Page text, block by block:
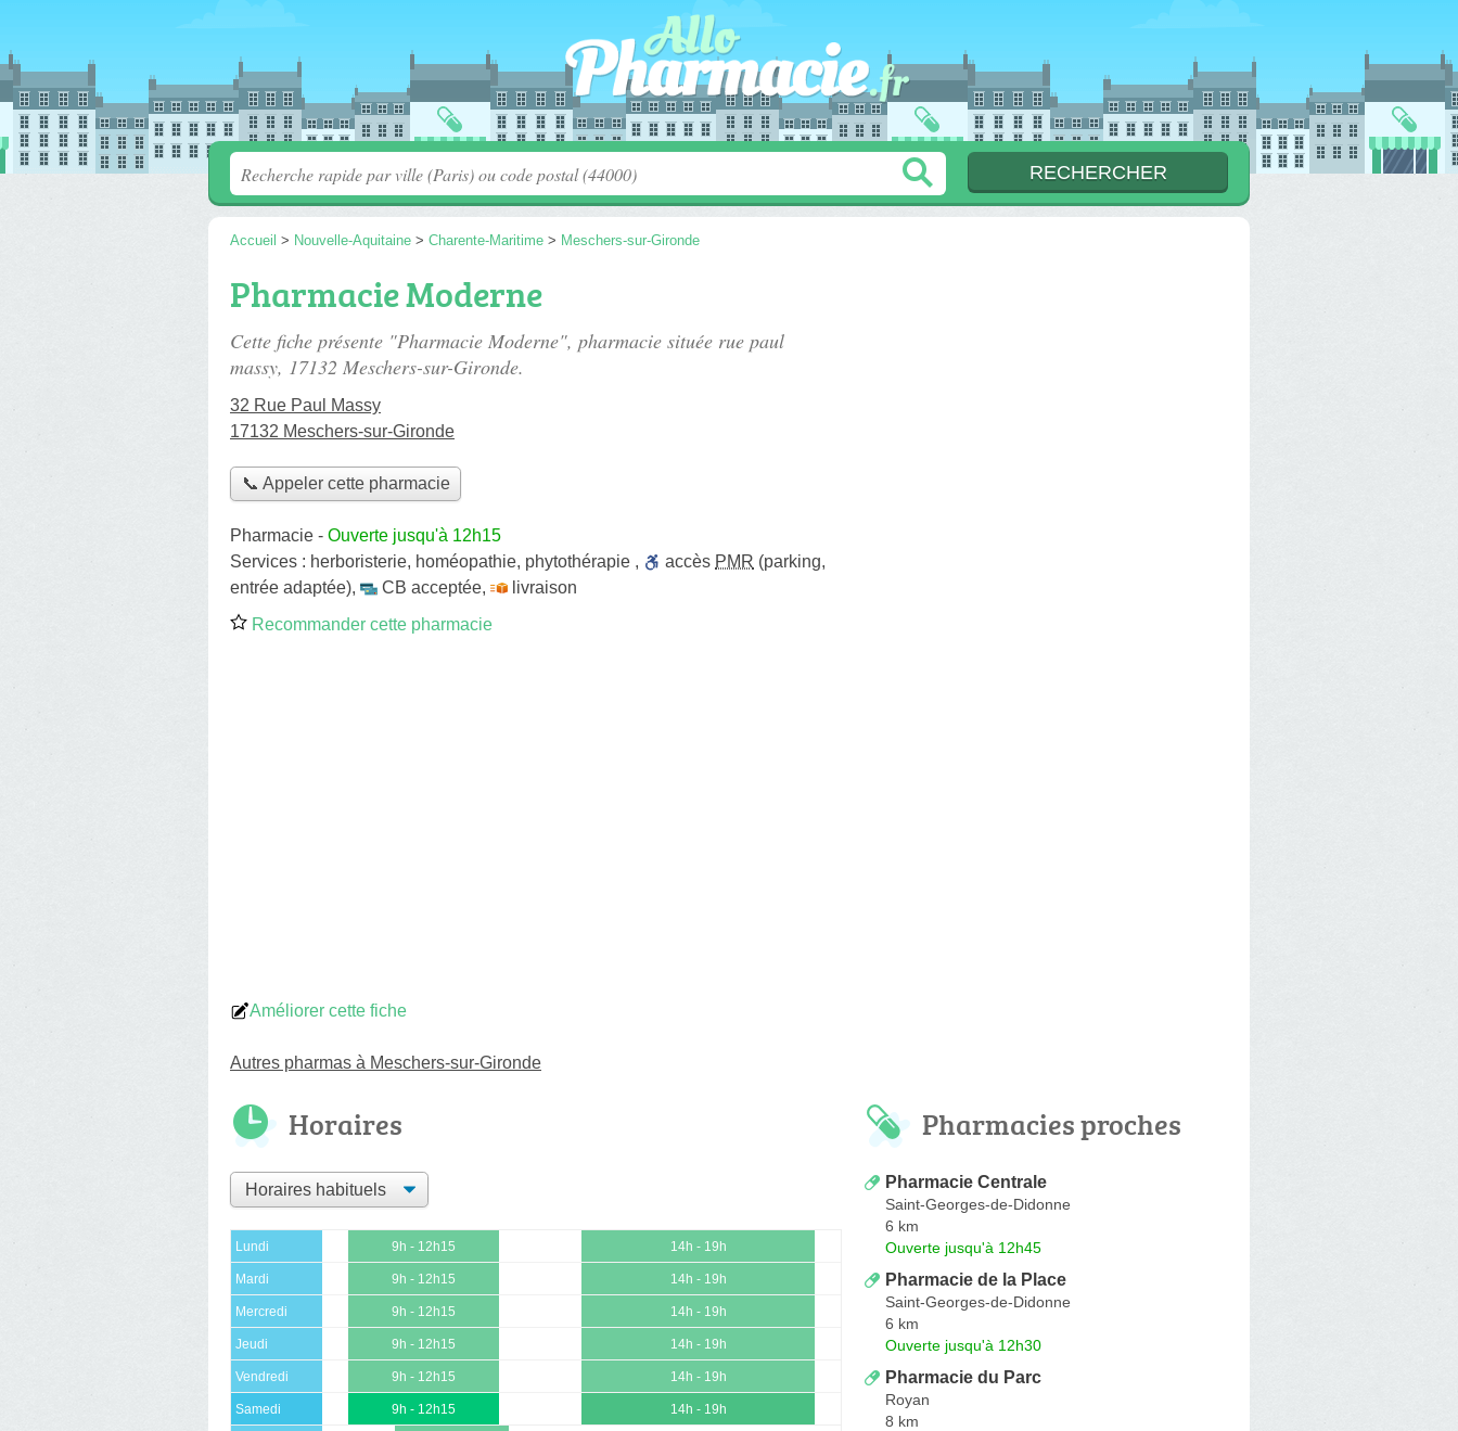
Accueil > Nouvelle-Aquitaine > Charente-Maritime > Meschers-sur-Gironde
Pharmacie Moderne
Cette fiche présente "Pharmacie Moderne", pharmacie située rue paul
massy, 17132 Meschers-sur-Gironde.
32 Rue Paul Massy
17132 Meschers-sur-Gironde
📞 Appeler cette pharmacie
Pharmacie - Ouverte jusqu'à 12h15
Services : herboristerie, homéopathie, phytothérapie , accès PMR (parking,
entrée adaptée), CB acceptée,
livraison
Recommander cette pharmacie
Améliorer cette fiche
Autres pharmas à Meschers-sur-Gironde
Horaires
Lundi 9h - 12h15 14h - 19h
Mardi 9h - 12h15 14h - 19h
Mercredi 9h - 12h15 14h - 19h
Jeudi 9h - 12h15 14h - 19h
Vendredi 9h - 12h15 14h - 19h
Samedi 9h - 12h15 14h - 19h
Pharmacies proches
Pharmacie Centrale
Saint-Georges-de-Didonne
6 km
Ouverte jusqu'à 12h45
Pharmacie de la Place
Saint-Georges-de-Didonne
6 km
Ouverte jusqu'à 12h30
Pharmacie du Parc
Royan
8 km